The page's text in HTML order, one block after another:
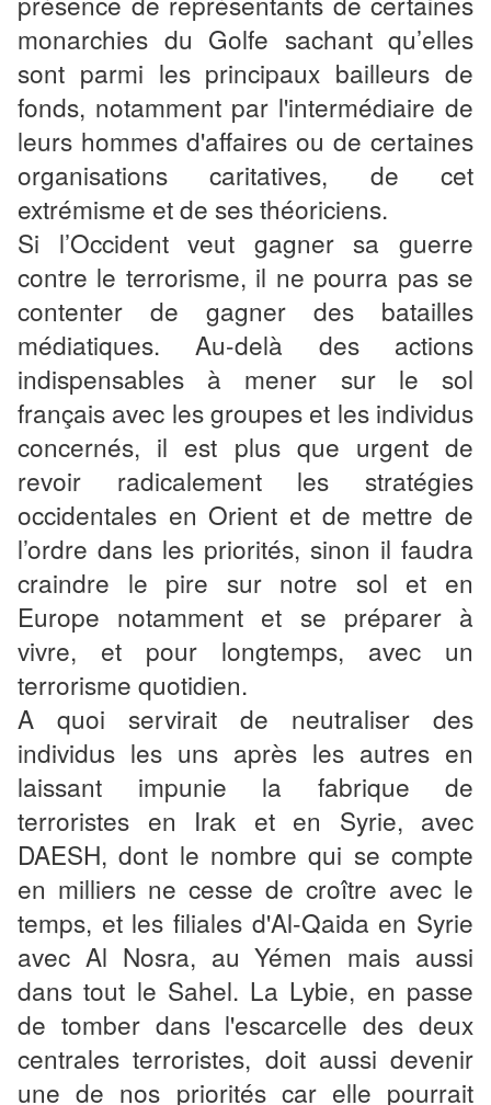
monarchies du Golfe sachant qu’elles
sont parmi les principaux bailleurs de
fonds, notamment par l'intermédiaire de
leurs hommes d'affaires ou de certaines
organisations caritatives, de cet
extrémisme et de ses théoriciens.
Si l’Occident veut gagner sa guerre
contre le terrorisme, il ne pourra pas se
contenter de gagner des batailles
médiatiques. Au-delà des actions
indispensables à mener sur le sol
français avec les groupes et les individus
concernés, il est plus que urgent de
revoir radicalement les stratégies
occidentales en Orient et de mettre de
l’ordre dans les priorités, sinon il faudra
craindre le pire sur notre sol et en
Europe notamment et se préparer à
vivre, et pour longtemps, avec un
terrorisme quotidien.
A quoi servirait de neutraliser des
individus les uns après les autres en
laissant impunie la fabrique de
terroristes en Irak et en Syrie, avec
DAESH, dont le nombre qui se compte
en milliers ne cesse de croître avec le
temps, et les filiales d'Al-Qaida en Syrie
avec Al Nosra, au Yémen mais aussi
dans tout le Sahel. La Lybie, en passe
de tomber dans l'escarcelle des deux
centrales terroristes, doit aussi devenir
une de nos priorités car elle pourrait